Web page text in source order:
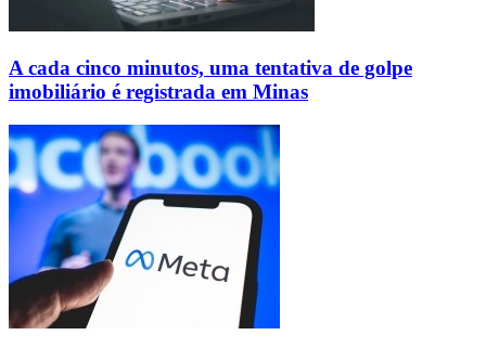
A cada cinco minutos, uma tentativa de golpe
imobiliário é registrada em Minas